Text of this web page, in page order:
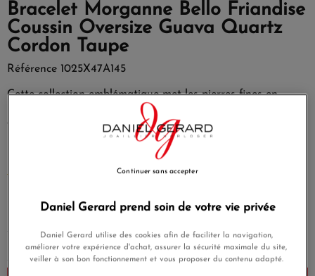
Bracelet Morganne Bello Friandise
Coussin Oversize Guava Quartz
Cordon Taupe
Référence 1025X47A145
Cette collection emblématique met les pierres fines en
majesté, sans griffe, ni serti, au contact de la peau. La taille
en « coussin » apporte douceur et élégance.
BRACELET CORDON TAUPE ET GUAVA QUARTZ
MULTI-FACETTÉE (7.73 CARATS) ARGENT 925
99,00 €
Daniel Gerard prend soin de votre vie privée
Daniel Gerard utilise des cookies afin de faciliter la navigation,
améliorer votre expérience d'achat, assurer la sécurité maximale du site,
veiller à son bon fonctionnement et vous proposer du contenu adapté.
Continuer sans accepter